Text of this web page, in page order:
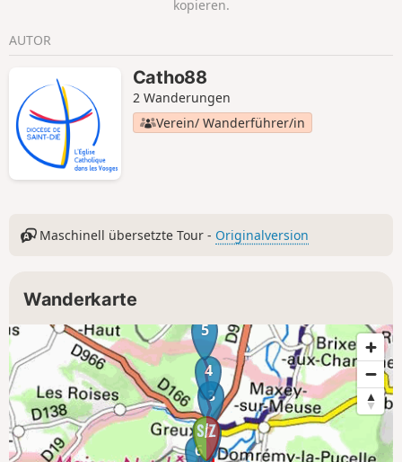
kopieren.
AUTOR
Catho88
2 Wanderungen
Verein/ Wanderführer/in
Maschinell übersetzte Tour - Originalversion
Wanderkarte
12
3
4
5
6